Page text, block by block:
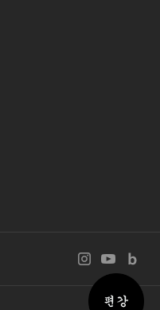
인스타그램 바로
유튜브 바로
블로그